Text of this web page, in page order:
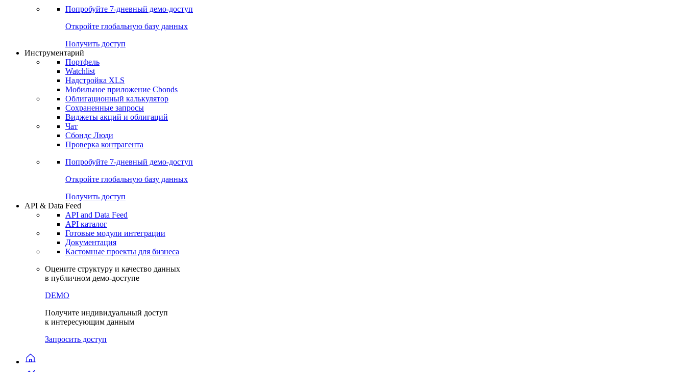
Прогнозы
Консенсус-прогнозы по отчетности
Консенсусы
Попробуйте7-дневный
Откройте глобальную базу данных
Получить доступ
Инструментарий
Портфель
Watchlist
Надстройка XLS
Мобильное приложение Cbonds
Облигационный калькулятор
Сохраненные запросы
Виджеты акций и облигаций
Чат
Сбондс Люди
Проверка контрагента
Попробуйте7-дневный
Откройте глобальную базу данных
Получить доступ
API & Data Feed
API and Data Feed
API каталог
Документация
Кастомные проекты для бизнеса
Оцените структуру и качество данных
в публичном демо-доступе
DEMO
Получите индивидуальный доступ